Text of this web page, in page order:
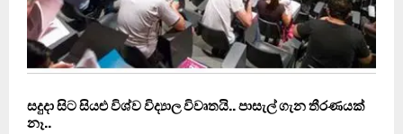
සදුදා සිට සියළු විශ්ව විද්‍යාල විවෘතයි.. පාසැල් ගැන තීරණයක්
නෑ..